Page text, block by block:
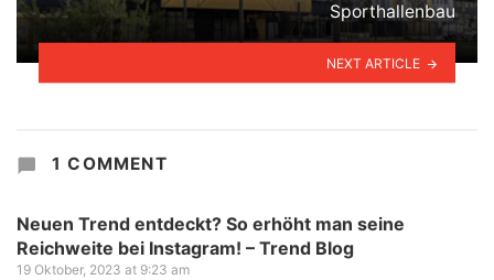
Sporthallenbau
NEXT ARTICLE
1 COMMENT
Neuen Trend entdeckt? So erhöht man seine
Reichweite bei Instagram! – Trend Blog
19 Oktober, 2023 at 9:23 am